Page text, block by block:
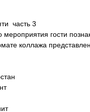
часть 3
мероприятия гости
коллажа